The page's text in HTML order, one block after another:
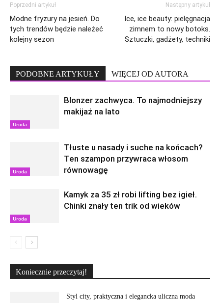
Poprzedni artykuł
Modne fryzury na jesień. Do
tych trendów będzie należeć
kolejny sezon
Następny artykuł
Ice, ice beauty: pielęgnacja
zimnem to nowy botoks.
Sztuczki, gadżety, techniki
PODOBNE ARTYKUŁY WIĘCEJ OD AUTORA
Uroda
Blonzer zachwyca. To najmodniejszy
makijaż na lato
Uroda
Tłuste u nasady i suche na końcach?
Ten szampon przywraca włosom
równowagę
Uroda
Kamyk za 35 zł robi lifting bez igieł.
Chinki znały ten trik od wieków
Koniecznie przeczytaj!
Styl city, praktyczna i elegancka uliczna moda